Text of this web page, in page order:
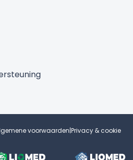
voorwaarden|Privacy & cookie